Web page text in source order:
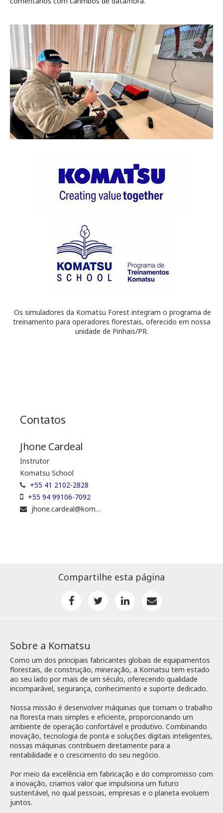
Os simuladores da Komatsu Forest integram o programa de
treinamento para operadores florestais, oferecido em nossa
unidade de Pinhais/PR.
Contatos
Jhone Cardeal
Instrutor
Komatsu School
+55 41 2102-2828
+55 94 99106-7092
jhone.cardeal@komatsuforest.com
Compartilhe esta página
Sobre a Komatsu
Como um dos principais fabricantes globais de equipamentos
florestais, de construção, mineração, a Komatsu tem estado
ao seu lado por mais de um século, oferecendo qualidade
incomparável, segurança, conhecimento e suporte dedicado.
Nossa missão é desenvolver máquinas que tornam o trabalho
na floresta mais simples e eficiente, proporcionando um
ambiente de operação confortável e produtivo. Combinando
inovação, tecnologia de ponta e soluções digitais inteligentes,
nossas máquinas contribuem diretamente para a
rentabilidade e o crescimento do seu negócio.
Por meio da excelência em fabricação e do compromisso com
a inovação, criamos valor que impulsiona um futuro
sustentável, no qual pessoas, empresas e o planeta evoluem
juntos.